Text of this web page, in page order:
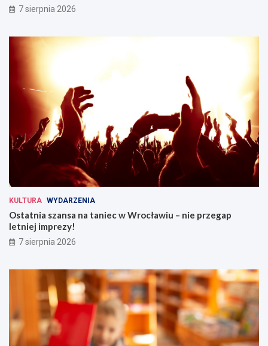
7 sierpnia 2026
KULTURA WYDARZENIA
Ostatnia szansa na taniec w Wrocławiu – nie przegap
letniej imprezy!
7 sierpnia 2026